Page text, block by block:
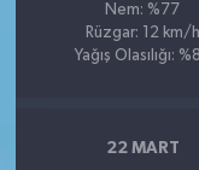
Nem: %77
Rüzgar: 12 km/h
Yağış Olasılığı:
22 MART